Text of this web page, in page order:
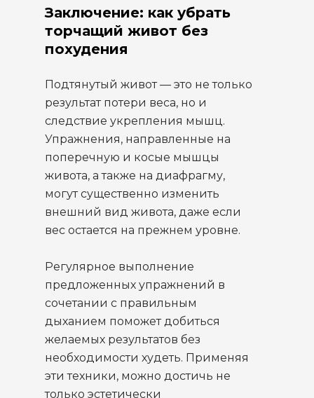
Заключение: как убрать
торчащий живот без
похудения
Подтянутый живот — это не только
результат потери веса, но и
следствие укрепления мышц.
Упражнения, направленные на
поперечную и косые мышцы
живота, а также на диафрагму,
могут существенно изменить
внешний вид живота, даже если
вес остается на прежнем уровне.
Регулярное выполнение
предложенных упражнений в
сочетании с правильным
дыханием поможет добиться
желаемых результатов без
необходимости худеть. Применяя
эти техники, можно достичь не
только эстетически